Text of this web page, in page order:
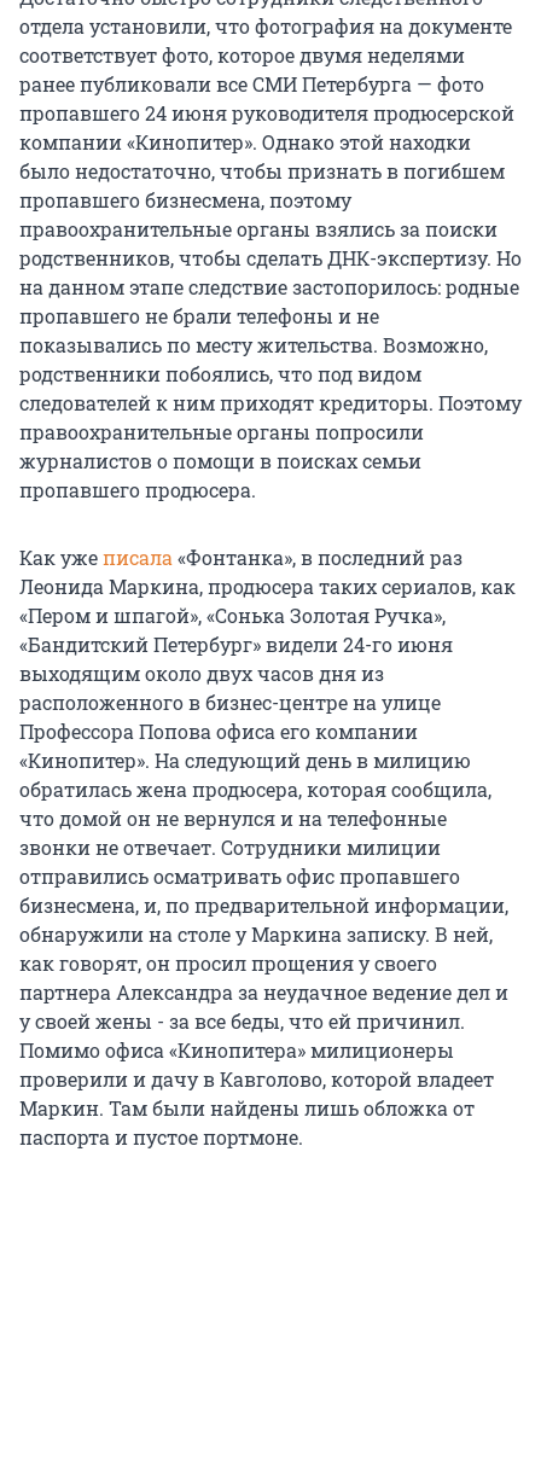
отдела установили, что фотография на документе
соответствует фото, которое двумя неделями
ранее публиковали все СМИ Петербурга — фото
пропавшего 24 июня руководителя продюсерской
компании «Кинопитер». Однако этой находки
было недостаточно, чтобы признать в погибшем
пропавшего бизнесмена, поэтому
правоохранительные органы взялись за поиски
родственников, чтобы сделать ДНК-экспертизу. Но
на данном этапе следствие застопорилось: родные
пропавшего не брали телефоны и не
показывались по месту жительства. Возможно,
родственники побоялись, что под видом
следователей к ним приходят кредиторы. Поэтому
правоохранительные органы попросили
журналистов о помощи в поисках семьи
пропавшего продюсера.
Как ужеписала «Фонтанка», в последний раз
Леонида Маркина, продюсера таких сериалов, как
«Пером и шпагой», «Сонька Золотая Ручка»,
«Бандитский Петербург» видели 24-го июня
выходящим около двух часов дня из
расположенного в бизнес-центре на улице
Профессора Попова офиса его компании
«Кинопитер». На следующий день в милицию
обратилась жена продюсера, которая сообщила,
что домой он не вернулся и на телефонные
звонки не отвечает. Сотрудники милиции
отправились осматривать офис пропавшего
бизнесмена, и, по предварительной информации,
обнаружили на столе у Маркина записку. В ней,
как говорят, он просил прощения у своего
партнера Александра за неудачное ведение дел и
у своей жены - за все беды, что ей причинил.
Помимо офиса «Кинопитера» милиционеры
проверили и дачу в Кавголово, которой владеет
Маркин. Там были найдены лишь обложка от
паспорта и пустое портмоне.